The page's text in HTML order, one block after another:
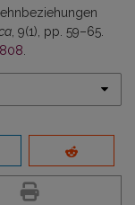
, 9(1), pp. 59–65.